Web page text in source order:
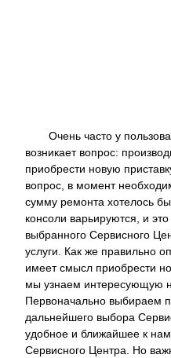
Очень часто у
возникает вопрос:
приобрести новую
вопрос, в момент
сумму ремонта хотелось
консоли варьируются, и
выбранного Сервисного
услуги. Как же правильно
имеет смысл приобрести
мы узнаем интересующую
Первоначально выбираем
дальнейшего выбора
удобное и ближайшее к
Сервисного Центра. Но